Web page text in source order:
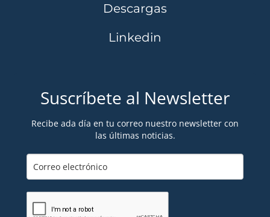
Descargas
Linkedin
Suscríbete al Newsletter
Recibe ada día en tu correo nuestro newsletter con
las últimas noticias.